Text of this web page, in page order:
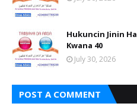
Hukuncin Jinin
Kwana 40
July 30, 2026
POST A COMMENT